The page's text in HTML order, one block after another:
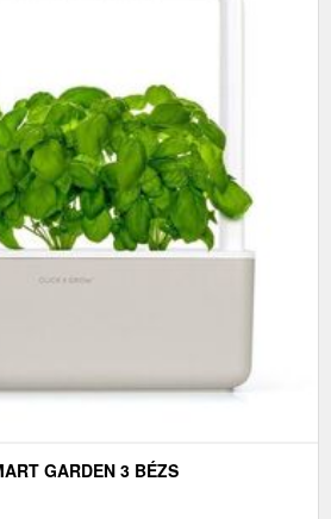
GARDEN 3 BÉZS